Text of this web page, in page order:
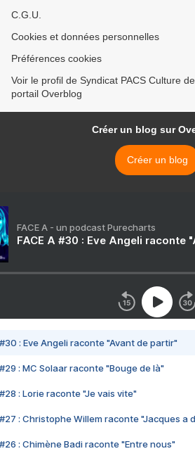
C.G.U.
Cookies et données personnelles
Préférences cookies
Voir le profil de Syndicat PACS Culture
portail Overblog
Créer un blog sur
Créer un blog
FACE A - un podcast Purecharts
FACE A #30 : Eve Angeli raconte
#30 : Eve Angeli raconte "Avant de partir"
#29 : MC Solaar raconte "Bouge de là"
#28 : Lorie raconte "Je vais vite"
#27 : Christophe Willem raconte "Jacques a
#26 : Chimène Badi raconte "Entre nous"